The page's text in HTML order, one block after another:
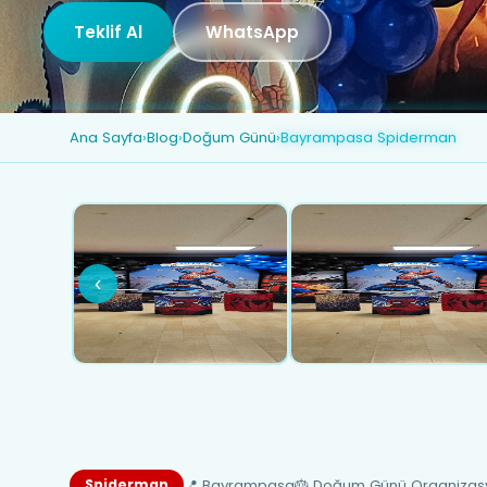
Teklif Al WhatsApp
Ana Sayfa›Blog›Doğum Günü›Bayrampasa Spiderman
‹